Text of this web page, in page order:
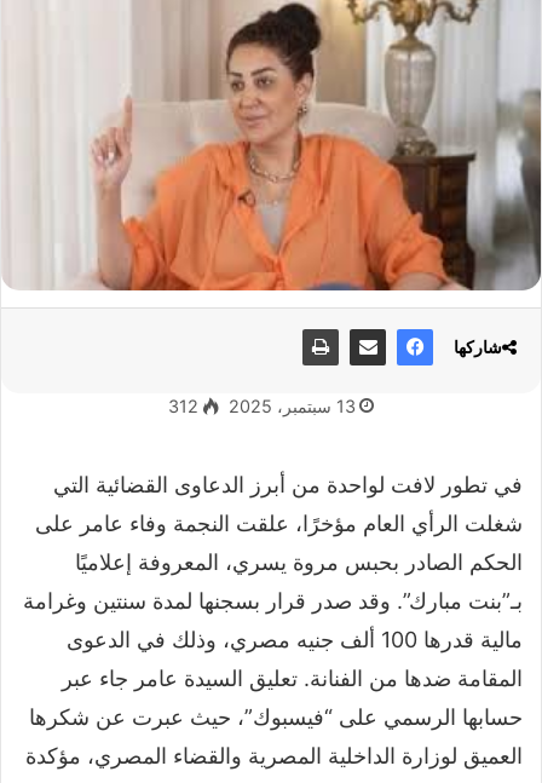
13 سبتمبر، 2025 312
في تطور لافت لواحدة من أبرز الدعاوى القضائية التي
شغلت الرأي العام مؤخرًا، علقت النجمة وفاء عامر على
الحكم الصادر بحبس مروة يسري، المعروفة إعلاميًا
بـ”بنت مبارك”. وقد صدر قرار بسجنها لمدة سنتين وغرامة
مالية قدرها 100 ألف جنيه مصري، وذلك في الدعوى
المقامة ضدها من الفنانة. تعليق السيدة عامر جاء عبر
حسابها الرسمي على “فيسبوك”، حيث عبرت عن شكرها
العميق لوزارة الداخلية المصرية والقضاء المصري، مؤكدة
شاركها